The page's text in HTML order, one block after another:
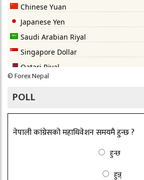
©Forex Nepal
POLL
नेपाली कांग्रेसको महाधिवेशन समयमै हुन्छ ?
हुन्छ
हुन्न्